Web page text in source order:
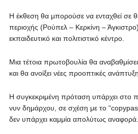
Η έκθεση θα μπορούσε να ενταχθεί σε
περιοχής (Ρούπελ – Κερκίνη –
εκπαιδευτικό και πολιτιστικό κέντρο.
Μια τέτοια πρωτοβουλία θα
και θα ανοίξει νέες προοπτικές
Η συγκεκριμένη πρόταση υπάρχει στο
νυν δημάρχου, σε σχέση με το
δεν υπάρχει καμμία απολύτως αναφορά.